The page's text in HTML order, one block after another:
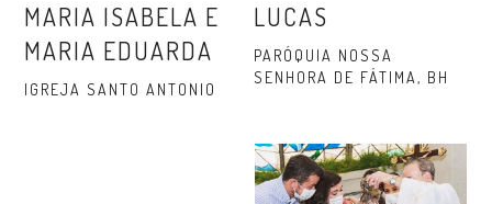
MARIA ISABELA E
MARIA EDUARDA
IGREJA SANTO ANTONIO
LUCAS
PARÓQUIA NOSSA
SENHORA DE FÁTIMA, BH